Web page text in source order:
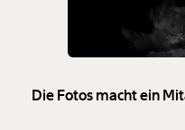
Die Fotos macht ein